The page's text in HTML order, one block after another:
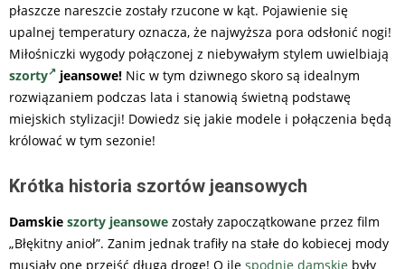
płaszcze nareszcie zostały rzucone w kąt. Pojawienie się
upalnej temperatury oznacza, że najwyższa pora odsłonić nogi!
Miłośniczki wygody połączonej z niebywałym stylem uwielbiają
szorty
jeansowe! Nic w tym dziwnego skoro są idealnym
rozwiązaniem podczas lata i stanowią świetną podstawę
miejskich stylizacji! Dowiedz się jakie modele i połączenia będą
królować w tym sezonie!
Krótka historia szortów jeansowych
Damskie szorty jeansowe zostały zapoczątkowane przez film
„Błękitny anioł”. Zanim jednak trafiły na stałe do kobiecej mody
musiały one przejść długą drogę! O ile spodnie damskie były